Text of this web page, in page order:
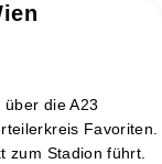
die A23
Favoriten.
zum Stadion führt.